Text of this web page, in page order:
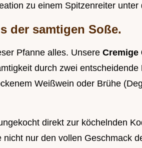
zu einem Spitzenreiter unter
der samtigen Soße.
Pfanne alles. Unsere Cremige
durch zwei
Weißwein oder Brühe
direkt zur köchelnden
nicht nur den vollen Geschmack